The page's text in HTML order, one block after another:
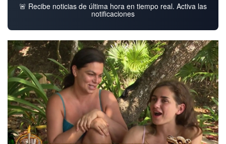
🚨 Recibe noticias de última hora en tiempo real. Activa las
notificaciones